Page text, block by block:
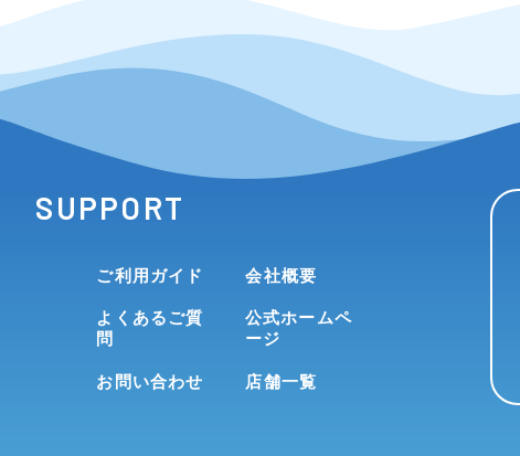
SUPPORT
ご利用ガイド
よくあるご質
問
お問い合わせ
会社概要
公式ホームペ
ージ
店舗一覧